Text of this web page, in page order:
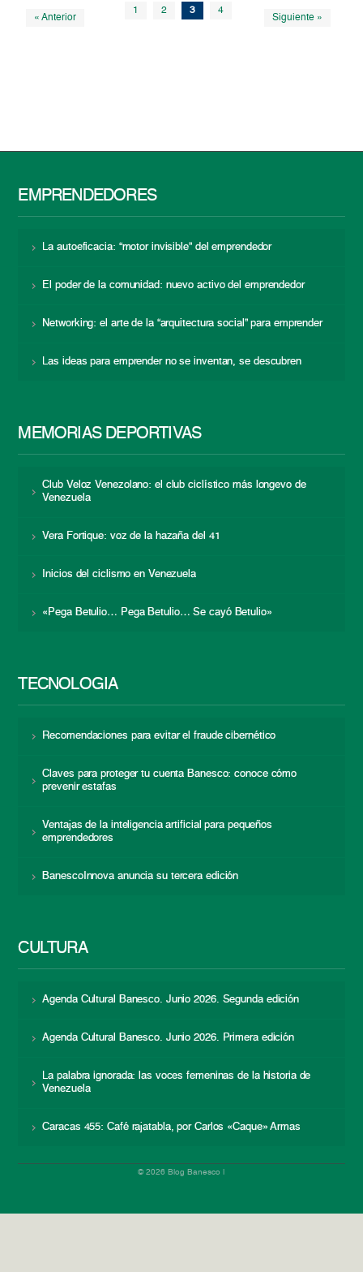
« Anterior
1 2 3 4
Siguiente »
EMPRENDEDORES
La autoeficacia: “motor invisible” del emprendedor
El poder de la comunidad: nuevo activo del emprendedor
Networking: el arte de la “arquitectura social” para emprender
Las ideas para emprender no se inventan, se descubren
MEMORIAS DEPORTIVAS
Club Veloz Venezolano: el club ciclístico más longevo de
Venezuela
Vera Fortique: voz de la hazaña del 41
Inicios del ciclismo en Venezuela
«Pega Betulio… Pega Betulio… Se cayó Betulio»
TECNOLOGÍA
Recomendaciones para evitar el fraude cibernético
Claves para proteger tu cuenta Banesco: conoce cómo
prevenir estafas
Ventajas de la inteligencia artificial para pequeños
emprendedores
BanescoInnova anuncia su tercera edición
CULTURA
Agenda Cultural Banesco. Junio 2026. Segunda edición
Agenda Cultural Banesco. Junio 2026. Primera edición
La palabra ignorada: las voces femeninas de la historia de
Venezuela
Caracas 455: Café rajatabla, por Carlos «Caque» Armas
© 2026 Blog Banesco |